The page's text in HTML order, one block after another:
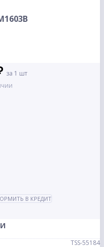
за 1 шт
В КРЕДИТ
TSS-55184